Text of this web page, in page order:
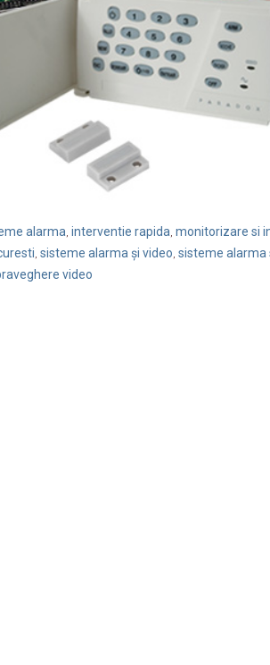
alarma, interventie rapida, monitorizare si
, sisteme alarma și video, sisteme alarma
video